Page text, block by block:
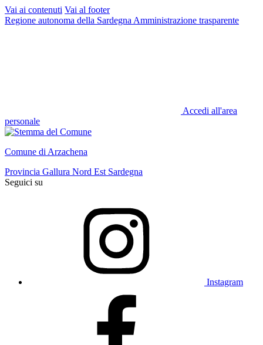
Vai ai contenuti Vai al footer
Regione autonoma della Sardegna Amministrazione trasparente
Accedi all'area
personale
Comune di Arzachena
Provincia Gallura Nord Est Sardegna
Seguici su
Instagram